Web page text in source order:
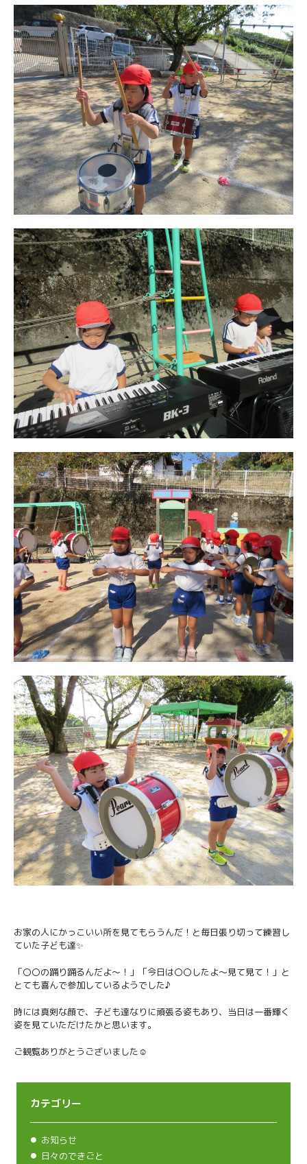
お家の人にかっこいい所を見てもらうんだ！と毎日張り切って練習し
ていた子ども達✨
「〇〇の踊り踊るんだよ〜！」「今日は〇〇したよ〜見て見て！」と
とても喜んで参加しているようでした♪
時には真剣な顔で、子ども達なりに頑張る姿もあり、当日は一番輝く
姿を見ていただけたかと思います。
ご観覧ありがとうございました☺️
カテゴリー
お知らせ
日々のできごと